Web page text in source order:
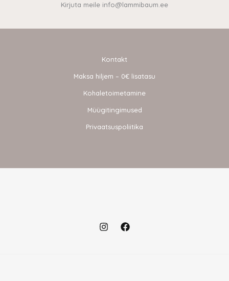
Kirjuta meile info@lammibaum.ee
Kontakt
Maksa hiljem – 0€ lisatasu
Kohaletoimetamine
Müügitingimused
Privaatsuspoliitika